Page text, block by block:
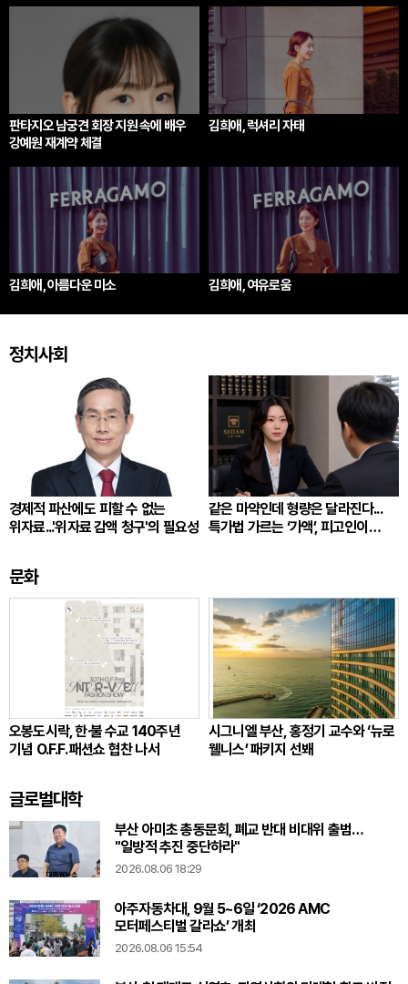
판타지오 남궁견 회장 지원 속에 배우
강예원 재계약 체결
김희애, 럭셔리 자태
김희애, 아름다운 미소 김희애, 여유로움
정치사회
경제적 파산에도 피할 수 없는
위자료...'위자료 감액 청구'의 필요성
같은 마약인데 형량은 달라진다...
특가법 가르는 ‘가액’, 피고인이
문화
오봉도시락, 한·불 수교 140주년
기념 O.F.F. 패션쇼 협찬 나서
시그니엘 부산, 홍정기 교수와 ‘뉴로
웰니스’ 패키지 선봬
글로벌대학
부산 아미초 총동문회, 폐교 반대 비대위 출범…
"일방적 추진 중단하라"
2026.08.06 18:29
아주자동차대, 9월 5~6일 ‘2026 AMC
모터페스티벌 갈라쇼’ 개최
2026.08.06 15:54